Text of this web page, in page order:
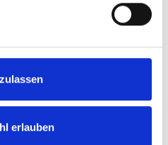
erlauben